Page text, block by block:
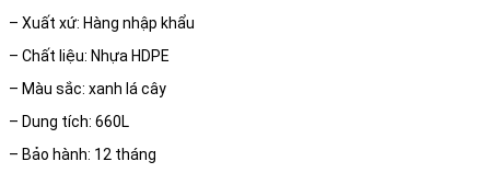
– Xuất xứ: Hàng nhập khẩu
– Chất liệu: Nhựa HDPE
– Màu sắc: xanh lá cây
– Dung tích: 660L
– Bảo hành: 12 tháng